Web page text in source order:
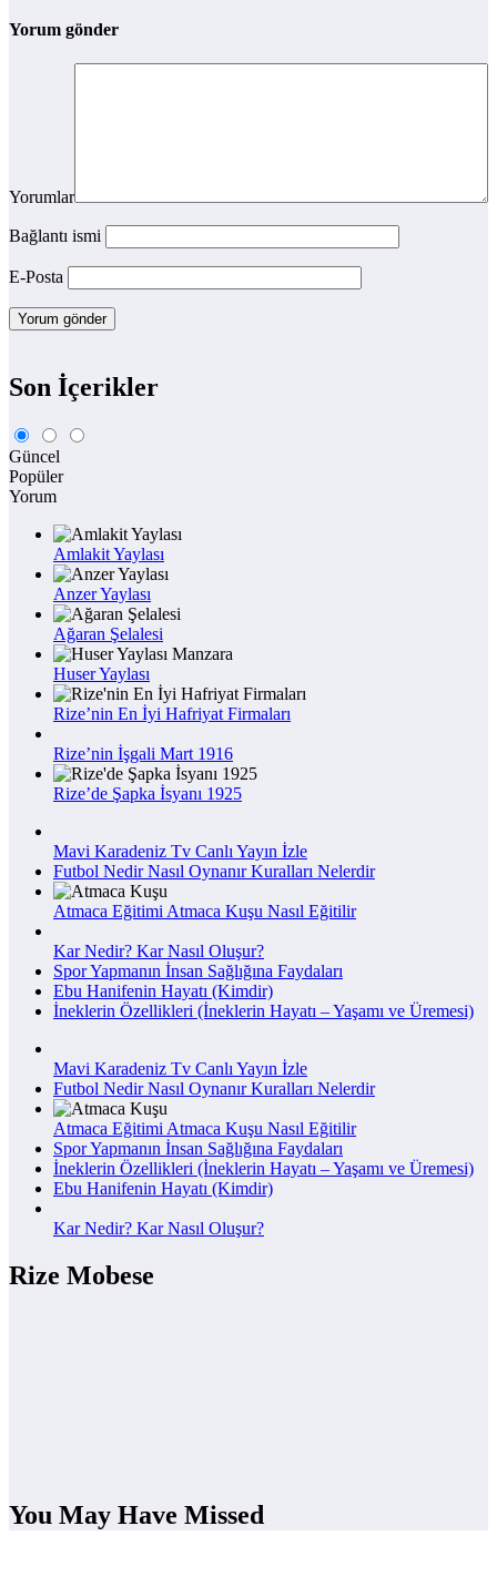
Yorum gönder
Yorumlar
Bağlantı ismi
E-Posta
Son İçerikler
Güncel
Popüler
Yorum
Amlakit Yaylası
Anzer Yaylası
Ağaran Şelalesi
Huser Yaylası
Rize’nin En İyi Hafriyat Firmaları
Rize’nin İşgali Mart 1916
Rize’de Şapka İsyanı 1925
Mavi Karadeniz Tv Canlı Yayın İzle
Futbol Nedir Nasıl Oynanır Kuralları Nelerdir
Atmaca Eğitimi Atmaca Kuşu Nasıl Eğitilir
Kar Nedir? Kar Nasıl Oluşur?
Spor Yapmanın İnsan Sağlığına Faydaları
Ebu Hanifenin Hayatı (Kimdir)
İneklerin Özellikleri (İneklerin Hayatı – Yaşamı ve Üremesi)
Mavi Karadeniz Tv Canlı Yayın İzle
Futbol Nedir Nasıl Oynanır Kuralları Nelerdir
Atmaca Eğitimi Atmaca Kuşu Nasıl Eğitilir
Spor Yapmanın İnsan Sağlığına Faydaları
İneklerin Özellikleri (İneklerin Hayatı – Yaşamı ve Üremesi)
Ebu Hanifenin Hayatı (Kimdir)
Kar Nedir? Kar Nasıl Oluşur?
Rize Mobese
You May Have Missed